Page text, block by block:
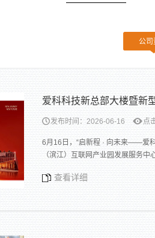
公司
爱科科技新总部大楼暨新
发布时间：2026-06-16 点
6月16日，“启新程 · 向未来——爱
（滨江）互联网产业园发展服务
查看详细